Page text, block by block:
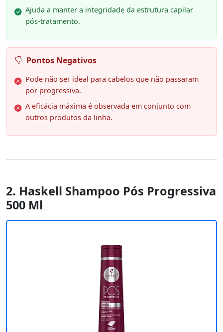
Ajuda a manter a integridade da estrutura capilar
pós-tratamento.
Pontos Negativos
Pode não ser ideal para cabelos que não passaram
por progressiva.
A eficácia máxima é observada em conjunto com
outros produtos da linha.
2. Haskell Shampoo Pós Progressiva
500 Ml